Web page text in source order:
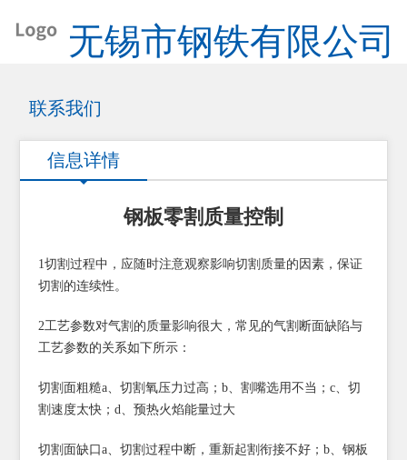
无锡市钢铁有限公司
联系我们
信息详情
钢板零割质量控制
1切割过程中，应随时注意观察影响切割质量的因素，保证
切割的连续性。
2工艺参数对气割的质量影响很大，常见的气割断面缺陷与
工艺参数的关系如下所示：
切割面粗糙a、切割氧压力过高；b、割嘴选用不当；c、切
割速度太快；d、预热火焰能量过大
切割面缺口a、切割过程中断，重新起割衔接不好；b、钢板